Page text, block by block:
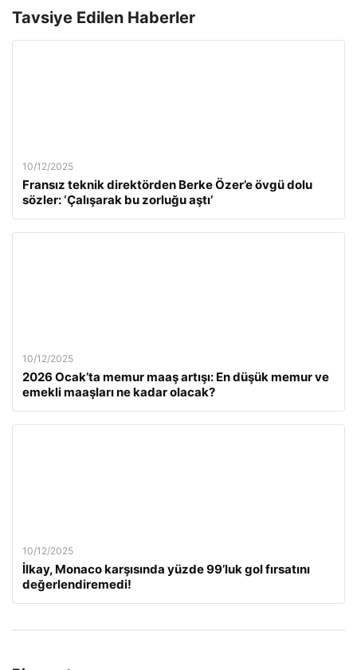
Tavsiye Edilen Haberler
10/12/2025
Fransız teknik direktörden Berke Özer’e övgü dolu
sözler: ‘Çalışarak bu zorluğu aştı’
10/12/2025
2026 Ocak’ta memur maaş artışı: En düşük memur ve
emekli maaşları ne kadar olacak?
10/12/2025
İlkay, Monaco karşısında yüzde 99’luk gol fırsatını
değerlendiremedi!